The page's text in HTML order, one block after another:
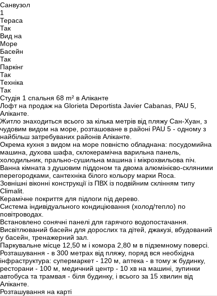
Санвузол
1
Тераса
Так
Вид на
Море
Басейн
Так
Паркінг
Так
Техніка
Так
Студія 1 спальня 68 m² в Аліканте
Лофт на продаж на Glorieta Deportista Javier Cabanas, PAU 5,
Аліканте.
Житло знаходиться всього за кілька метрів від пляжу Сан-Хуан, з
чудовим видом на море, розташоване в районі PAU 5 - одному з
найбільш затребуваних районів Аліканте.
Окрема кухня з видом на море повністю обладнана: посудомийна
машина, духова шафа, склокерамічна варильна панель,
холодильник, прально-сушильна машина і мікрохвильова піч.
Ванна кімната з душовим піддоном та двома алюмінієво-скляними
перегородками, сантехніка білого кольору марки Roca.
Зовнішні віконні конструкції із ПВХ із подвійним склінням типу
Climalit.
Керамічне покриття для підлоги під дерево.
Система індивідуального кондиціювання (холод/тепло) по
повітроводах.
Встановлено сонячні панелі для гарячого водопостачання.
Висвітлюваний басейн для дорослих та дітей, джакузі, вбудований
у басейн, тренажерний зал.
Паркувальне місце 12,50 м і комора 2,80 м в підземному поверсі.
Розташування - в 300 метрах від пляжу, поряд вся необхідна
інфраструктура: супермаркет - 120 м, аптека - в тому ж будинку,
ресторани - 100 м, медичний центр - 10 хв на машині, зупинки
автобуса та трамвая - біля будинку, і всього за 15 хвилин від
Аліканте.
Розташування на карті